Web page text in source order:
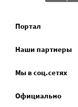
Портал
Наши партнеры
Мы в соц.сетях
Официально